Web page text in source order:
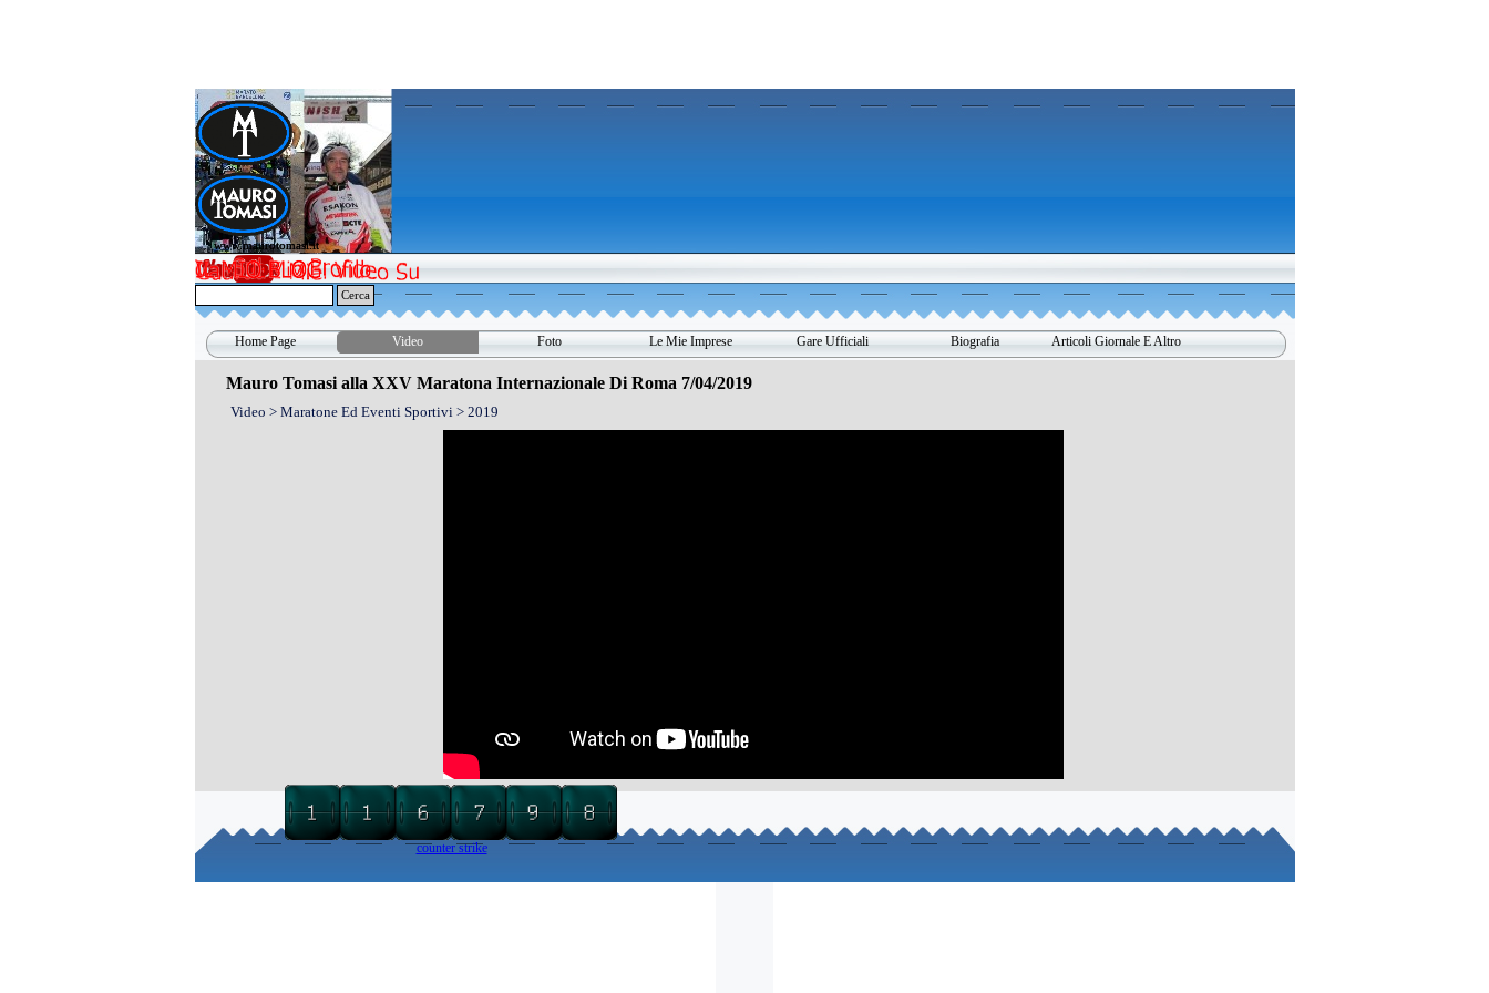
www.maurotomasi.it
www.maurotomasi.it
Cerca
Home Page Video ▼
Foto ▼
Le Mie Imprese ▼
Gare Ufficiali ▼
Biografia ▼
Articoli Giornale E Altro
Mauro Tomasi alla XXV Maratona Internazionale Di Roma 7/04/2019
Video > Maratone Ed Eventi Sportivi > 2019
counter strike